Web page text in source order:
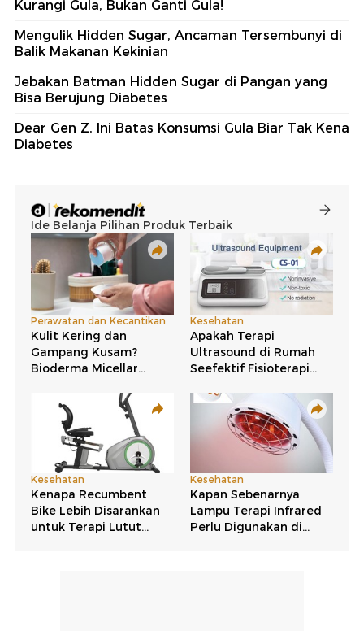
Kurangi Gula, Bukan Ganti Gula!
Mengulik Hidden Sugar, Ancaman Tersembunyi di
Balik Makanan Kekinian
Jebakan Batman Hidden Sugar di Pangan yang
Bisa Berujung Diabetes
Dear Gen Z, Ini Batas Konsumsi Gula Biar Tak Kena
Diabetes